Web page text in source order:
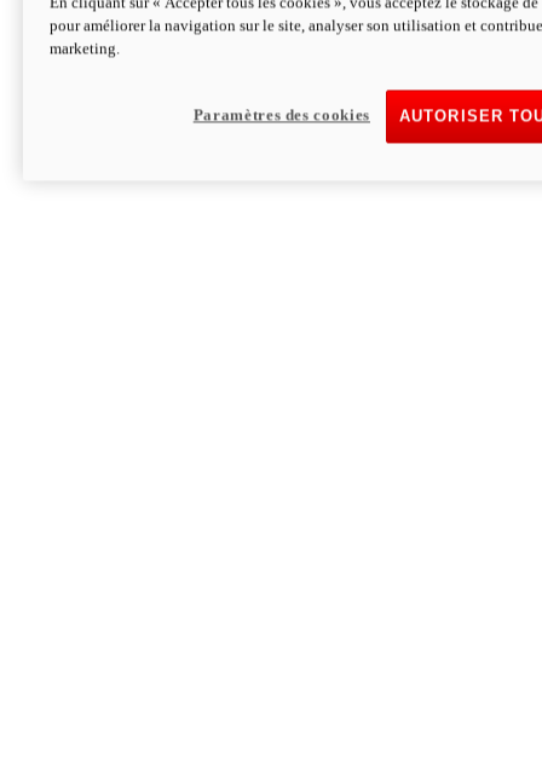
Hypermotard V2 SP 100
Découvrez-le
pour améliorer la navigation sur le site, analyser son utilisation et
marketing.
AUTORISER
Paramètres des cookies